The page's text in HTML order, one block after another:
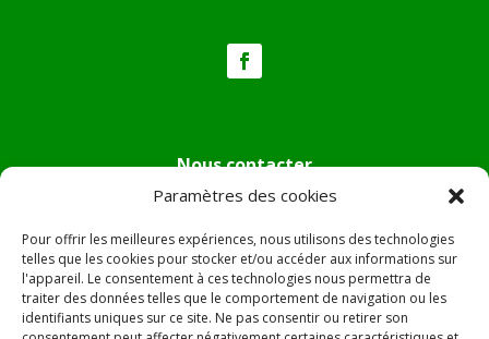
Paramètres des cookies
Pour offrir les meilleures expériences, nous utilisons des technologies
telles que les cookies pour stocker et/ou accéder aux informations sur
l'appareil. Le consentement à ces technologies nous permettra de
traiter des données telles que le comportement de navigation ou les
identifiants uniques sur ce site. Ne pas consentir ou retirer son
Nous contacter
Tél :04.95.36.24.02
Mail:
mairie.pietradiverde@wanadoo.fr
Adresse :Hôtel de ville de Pietra di Verde
Le village
20230 Pietra di Verde